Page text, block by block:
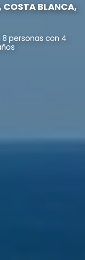
COSTA BLANCA,
personas con 4